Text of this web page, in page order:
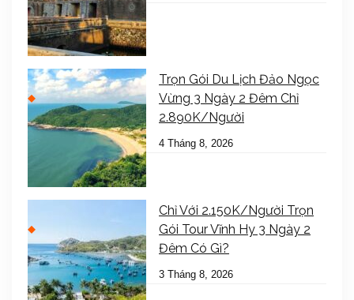
Trọn Gói Du Lịch Đảo Ngọc
Vừng 3 Ngày 2 Đêm Chỉ
2.890K/Người
4 Tháng 8, 2026
Chỉ Với 2.150K/Người Trọn
Gói Tour Vĩnh Hy 3 Ngày 2
Đêm Có Gì?
3 Tháng 8, 2026